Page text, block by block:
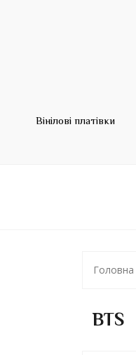
Вінілові платівки
Головна
BTS